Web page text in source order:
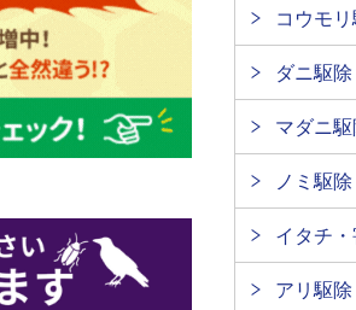
コウモ
ダニ駆除
マダニ駆
ノミ駆除
イタチ
アリ駆除